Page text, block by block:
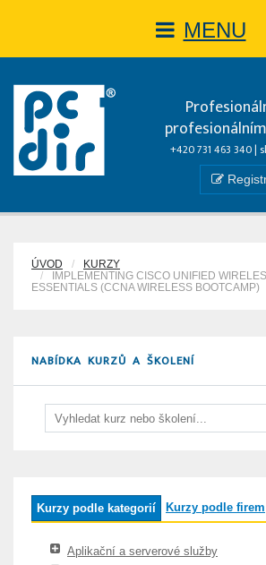
MENU
+420 731 463 340 |
ÚVOD
KURZY
IMPLEMENTING CISCO UNIFIED
ESSENTIALS (CCNA WIRELESS BOOTCAMP)
NABÍDKA KURZŮ A ŠKOLENÍ
Kurzy podle kategorií Kurzy podle firem
Aplikační a serverové služby